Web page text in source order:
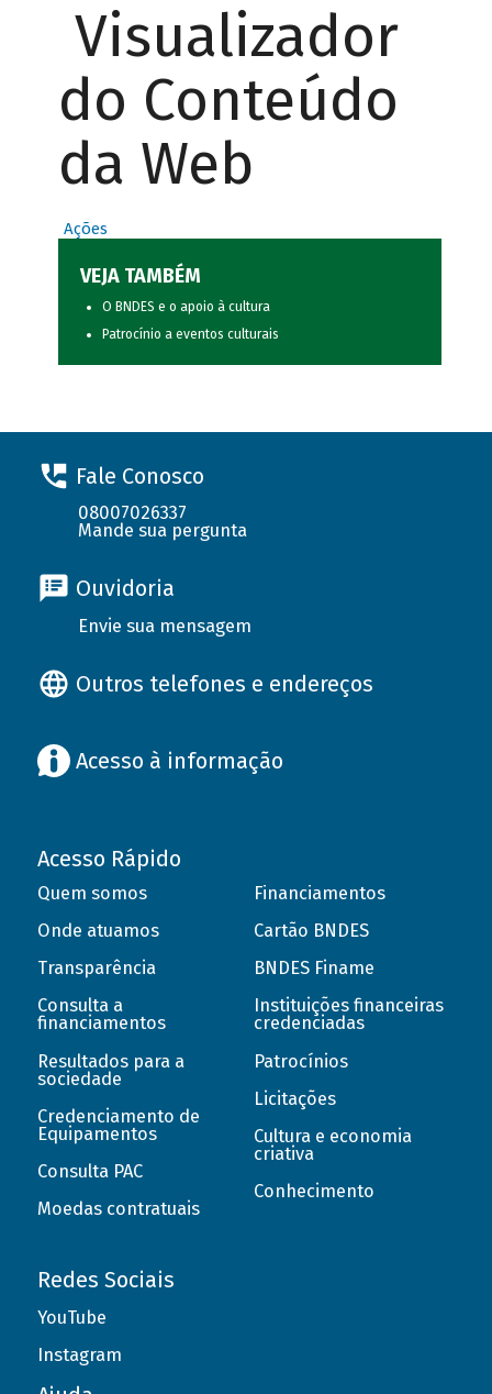
Visualizador
do Conteúdo
da Web
Ações
VEJA TAMBÉM
O BNDES e o apoio à cultura
Patrocínio a eventos culturais
Fale Conosco
08007026337
Mande sua pergunta
Ouvidoria
Envie sua mensagem
Outros telefones e endereços
Acesso à informação
Acesso Rápido
Quem somos
Onde atuamos
Transparência
Consulta a
financiamentos
Resultados para a
sociedade
Credenciamento de
Equipamentos
Consulta PAC
Moedas contratuais
Financiamentos
Cartão BNDES
BNDES Finame
Instituições financeiras
credenciadas
Patrocínios
Licitações
Cultura e economia
criativa
Conhecimento
Redes Sociais
YouTube
Instagram